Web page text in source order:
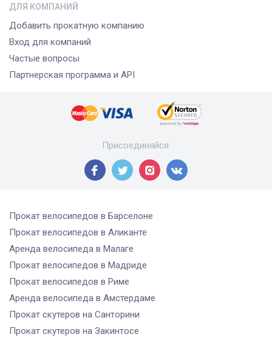
ДЛЯ КОМПАНИЙ
Добавить прокатную компанию
Вход для компаний
Частые вопросы
Партнерская программа и API
Присоединяйся:
Прокат велосипедов в Барселоне
Прокат велосипедов в Аликанте
Аренда велосипеда в Малаге
Прокат велосипедов в Мадриде
Прокат велосипедов в Риме
Аренда велосипеда в Амстердаме
Прокат скутеров на Санторини
Прокат скутеров на Закинтосе